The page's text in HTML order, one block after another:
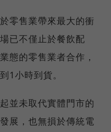
零售業帶來最大的衝
已不僅止於餐飲配
態的零售業者合作，
1小時到貨。
並未取代實體門市的
展，也無損於傳統電